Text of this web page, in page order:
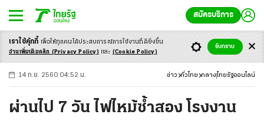
สมัครบริการ
-ก ก ก+
14 ก.ย. 2560 04:52 น. ข่าว ทั่วไทย กลาง ไทยรัฐออนไลน์
ผ่านไป 7 วัน ไฟไหม้ซ้ำสอง โรงงาน
เราใช้คุ้กกี้ เพื่อให้ทุกคนได้ประสบการณ์การใช้งานที่ดียิ่งขึ้น
อ่านเพิ่มเติมคลิก (Privacy Policy) และ (Cookie Policy)
รับทราบ